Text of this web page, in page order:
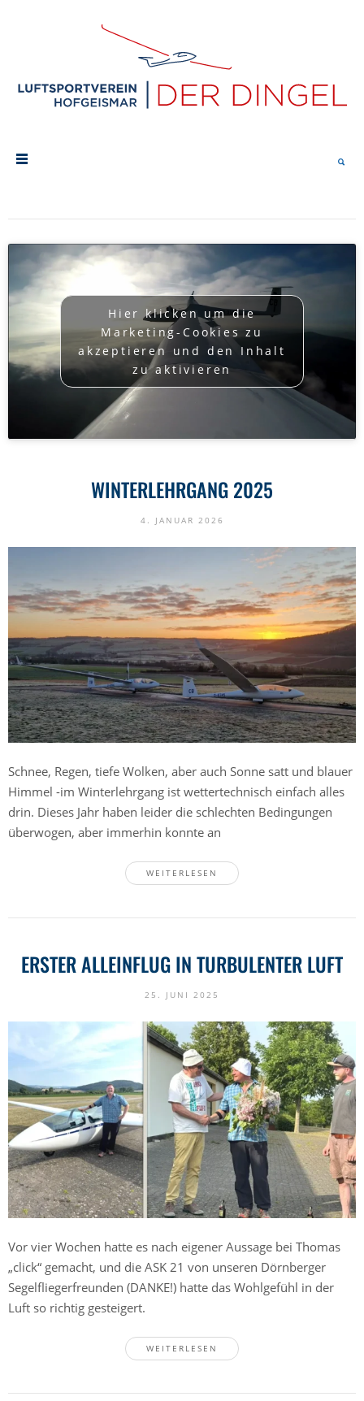
Hier klicken um die
Marketing-Cookies zu
akzeptieren und den Inhalt
zu aktivieren
WINTERLEHRGANG 2025
4. JANUAR 2026
Schnee, Regen, tiefe Wolken, aber auch Sonne satt und blauer
Himmel -im Winterlehrgang ist wettertechnisch einfach alles
drin. Dieses Jahr haben leider die schlechten Bedingungen
überwogen, aber immerhin konnte an
WEITERLESEN
ERSTER ALLEINFLUG IN TURBULENTER LUFT
25. JUNI 2025
Vor vier Wochen hatte es nach eigener Aussage bei Thomas
„click“ gemacht, und die ASK 21 von unseren Dörnberger
Segelfliegerfreunden (DANKE!) hatte das Wohlgefühl in der
Luft so richtig gesteigert.
WEITERLESEN